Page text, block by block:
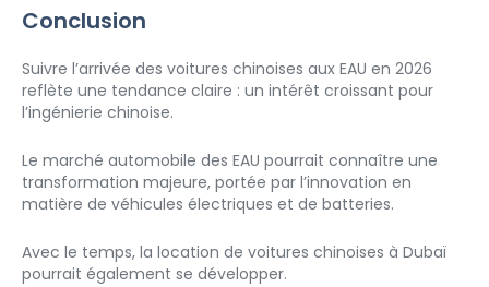
Conclusion
Suivre l’arrivée des voitures chinoises aux EAU en 2026
reflète une tendance claire : un intérêt croissant pour
l’ingénierie chinoise.
Le marché automobile des EAU pourrait connaître une
transformation majeure, portée par l’innovation en
matière de véhicules électriques et de batteries.
Avec le temps, la location de voitures chinoises à Dubaï
pourrait également se développer.